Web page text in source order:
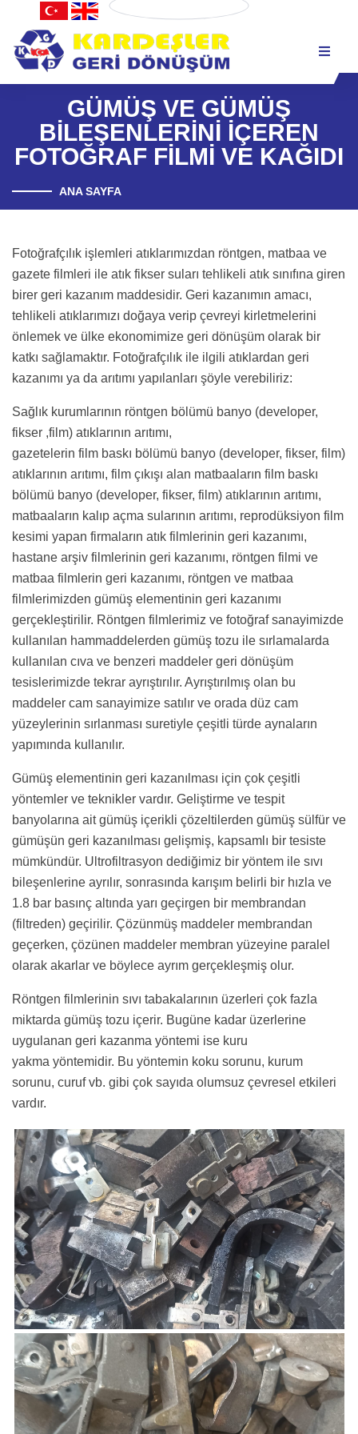
GÜMÜŞ VE GÜMÜŞ
BİLEŞENLERİNİ İÇEREN
FOTOĞRAF FİLMİ VE KAĞIDI
ANA SAYFA
Fotoğrafçılık işlemleri atıklarımızdan röntgen, matbaa ve
gazete filmleri ile atık fikser suları tehlikeli atık sınıfına giren
birer geri kazanım maddesidir. Geri kazanımın amacı,
tehlikeli atıklarımızı doğaya verip çevreyi kirletmelerini
önlemek ve ülke ekonomimize geri dönüşüm olarak bir
katkı sağlamaktır. Fotoğrafçılık ile ilgili atıklardan geri
kazanımı ya da arıtımı yapılanları şöyle verebiliriz:
Sağlık kurumlarının röntgen bölümü banyo (developer,
fikser ,film) atıklarının arıtımı,
gazetelerin film baskı bölümü banyo (developer, fikser, film)
atıklarının arıtımı, film çıkışı alan matbaaların film baskı
bölümü banyo (developer, fikser, film) atıklarının arıtımı,
matbaaların kalıp açma sularının arıtımı, reprodüksiyon film
kesimi yapan firmaların atık filmlerinin geri kazanımı,
hastane arşiv filmlerinin geri kazanımı, röntgen filmi ve
matbaa filmlerin geri kazanımı, röntgen ve matbaa
filmlerimizden gümüş elementinin geri kazanımı
gerçekleştirilir. Röntgen filmlerimiz ve fotoğraf sanayimizde
kullanılan hammaddelerden gümüş tozu ile sırlamalarda
kullanılan cıva ve benzeri maddeler geri dönüşüm
tesislerimizde tekrar ayrıştırılır. Ayrıştırılmış olan bu
maddeler cam sanayimize satılır ve orada düz cam
yüzeylerinin sırlanması suretiyle çeşitli türde aynaların
yapımında kullanılır.
Gümüş elementinin geri kazanılması için çok çeşitli
yöntemler ve teknikler vardır. Geliştirme ve tespit
banyolarına ait gümüş içerikli çözeltilerden gümüş sülfür ve
gümüşün geri kazanılması gelişmiş, kapsamlı bir tesiste
mümkündür. Ultrofiltrasyon dediğimiz bir yöntem ile sıvı
bileşenlerine ayrılır, sonrasında karışım belirli bir hızla ve
1.8 bar basınç altında yarı geçirgen bir membrandan
(filtreden) geçirilir. Çözünmüş maddeler membrandan
geçerken, çözünen maddeler membran yüzeyine paralel
olarak akarlar ve böylece ayrım gerçekleşmiş olur.
Röntgen filmlerinin sıvı tabakalarının üzerleri çok fazla
miktarda gümüş tozu içerir. Bugüne kadar üzerlerine
uygulanan geri kazanma yöntemi ise kuru
yakma yöntemidir. Bu yöntemin koku sorunu, kurum
sorunu, curuf vb. gibi çok sayıda olumsuz çevresel etkileri
vardır.